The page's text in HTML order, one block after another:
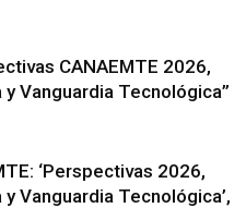
CANAEMTE 2026,
y Vanguardia Tecnológica”
‘Perspectivas 2026,
Vanguardia Tecnológica’,